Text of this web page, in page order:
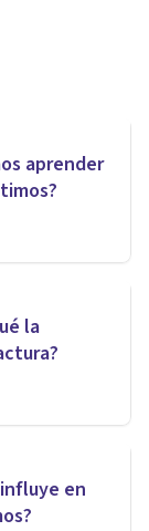
aprender
la
en